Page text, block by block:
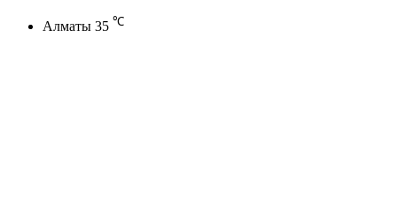
Алматы 35 ℃